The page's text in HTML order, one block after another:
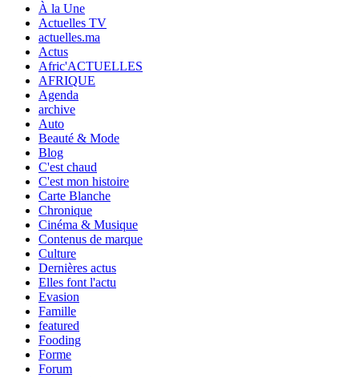
À la Une
Actuelles TV
actuelles.ma
Actus
Afric'ACTUELLES
AFRIQUE
Agenda
archive
Auto
Beauté & Mode
Blog
C'est chaud
C'est mon histoire
Carte Blanche
Chronique
Cinéma & Musique
Contenus de marque
Culture
Dernières actus
Elles font l'actu
Evasion
Famille
featured
Fooding
Forme
Forum